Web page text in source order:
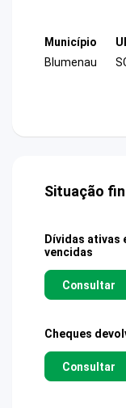
Município
Blumenau
Situação
Dívidas ativas
vencidas
Consultar
Cheques
Consultar